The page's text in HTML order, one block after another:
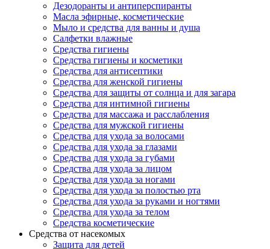
Дезодоранты и антиперспиранты
Масла эфирные, косметические
Мыло и средства для ванны и душа
Салфетки влажные
Средства гигиены
Средства гигиены и косметики
Средства для антисептики
Средства для женской гигиены
Средства для защиты от солнца и для загара
Средства для интимной гигиены
Средства для массажа и расслабления
Средства для мужской гигиены
Средства для ухода за волосами
Средства для ухода за глазами
Средства для ухода за губами
Средства для ухода за лицом
Средства для ухода за ногами
Средства для ухода за полостью рта
Средства для ухода за руками и ногтями
Средства для ухода за телом
Средства косметические
Средства от насекомых
Защита для детей